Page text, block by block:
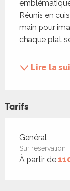
emblématique
Réunis en
main pour
chaque plat
Lire la
Tarifs
Tarifs 2026
Général
Sur réservation
À partir de